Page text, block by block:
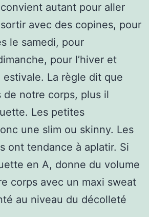
autant pour aller
avec des copines, pour
le samedi, pour
pour l’hiver et
La règle dit que
de notre corps, plus il
Les petites
une slim ou skinny. Les
ont tendance à aplatir. Si
en A, donne du volume
corps avec un maxi sweat
au niveau du décolleté